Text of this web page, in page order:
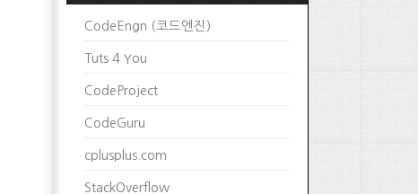
CodeEngn (코드엔진)
Tuts 4 You
CodeProject
CodeGuru
cplusplus.com
StackOverflow